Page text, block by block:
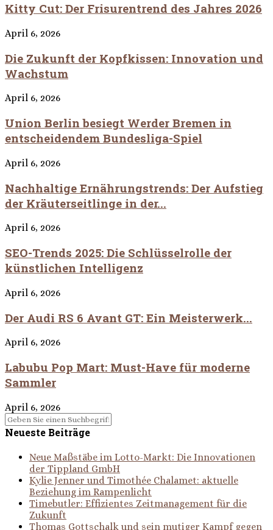
Kitty Cut: Der Frisurentrend des Jahres 2026
April 6, 2026
Die Zukunft der Kopfkissen: Innovation und
Wachstum
April 6, 2026
Union Berlin besiegt Werder Bremen in
entscheidendem Bundesliga-Spiel
April 6, 2026
Nachhaltige Ernährungstrends: Der Aufstieg
der Kräuterseitlinge in der...
April 6, 2026
SEO-Trends 2025: Die Schlüsselrolle der
künstlichen Intelligenz
April 6, 2026
Der Audi RS 6 Avant GT: Ein Meisterwerk...
April 6, 2026
Labubu Pop Mart: Must-Have für moderne
Sammler
April 6, 2026
Neueste Beiträge
Neue Maßstäbe im Lotto-Markt: Die Innovationen
der Tippland GmbH
Kylie Jenner und Timothée Chalamet: aktuelle
Beziehung im Rampenlicht
Timebutler: Effizientes Zeitmanagement für die
Zukunft
Thomas Gottschalk und sein mutiger Kampf gegen